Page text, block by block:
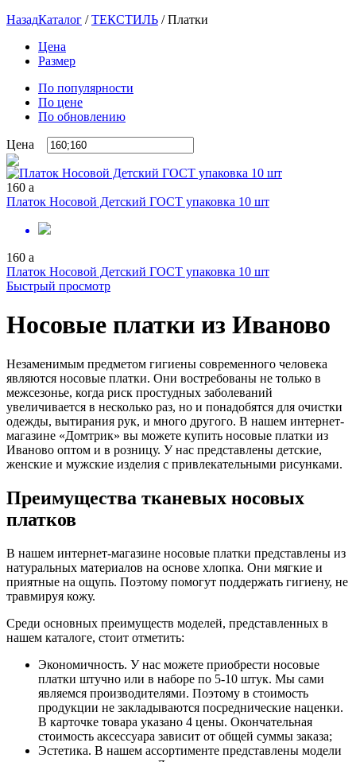
НазадКаталог /ТЕКСТИЛЬ /Платки
Цена
Размер
По популярности
По цене
По обновлению
Цена
160 a
Платок Носовой Детский ГОСТ упаковка 10 шт
160 a
Платок Носовой Детский ГОСТ упаковка 10 шт
Быстрый просмотр
Носовые платки из Иваново
Незаменимым предметом гигиены современного человека
являются носовые платки. Они востребованы не только в
межсезонье, когда риск простудных заболеваний
увеличивается в несколько раз, но и понадобятся для очистки
одежды, вытирания рук, и много другого. В нашем интернет-
магазине «Домтрик» вы можете купить носовые платки из
Иваново оптом и в розницу. У нас представлены детские,
женские и мужские изделия с привлекательными рисунками.
Преимущества тканевых носовых
платков
В нашем интернет-магазине носовые платки представлены из
натуральных материалов на основе хлопка. Они мягкие и
приятные на ощупь. Поэтому помогут поддержать гигиену, не
травмируя кожу.
Среди основных преимуществ моделей, представленных в
нашем каталоге, стоит отметить:
Экономичность. У нас можете приобрести носовые
платки штучно или в наборе по 5-10 штук. Мы сами
являемся производителями. Поэтому в стоимость
продукции не закладываются посреднические наценки.
В карточке товара указано 4 цены. Окончательная
стоимость аксессуара зависит от общей суммы заказа;
Эстетика. В нашем ассортименте представлены модели